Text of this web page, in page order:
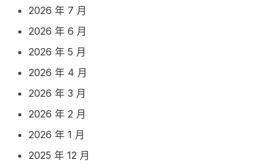
2026 年 7 月
2026 年 6 月
2026 年 5 月
2026 年 4 月
2026 年 3 月
2026 年 2 月
2026 年 1 月
2025 年 12 月